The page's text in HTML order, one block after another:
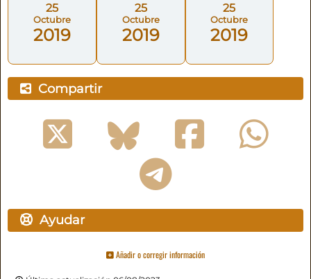
25
Octubre
2019
25
Octubre
2019
25
Octubre
2019
Compartir
Ayudar
Añadir o corregir información